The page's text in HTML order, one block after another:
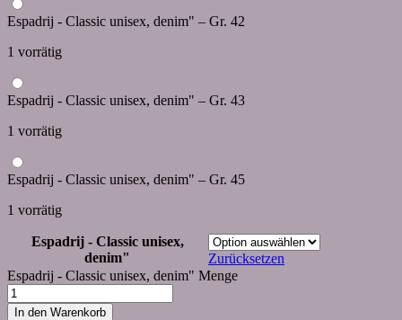
Espadrij - Classic unisex, denim" – Gr. 42
1 vorrätig
Espadrij - Classic unisex, denim" – Gr. 43
1 vorrätig
Espadrij - Classic unisex, denim" – Gr. 45
1 vorrätig
Espadrij - Classic unisex,
denim"
Zurücksetzen
Espadrij - Classic unisex, denim" Menge
In den Warenkorb